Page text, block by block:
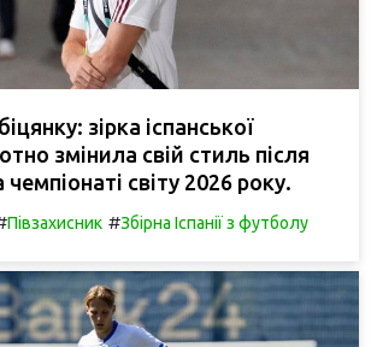
зірка іспанської
змінила свій стиль після
світу 2026 року.
Півзахисник #Збірна Іспанії з футболу